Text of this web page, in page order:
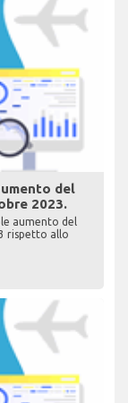
del
2023.
aumento del
rispetto allo